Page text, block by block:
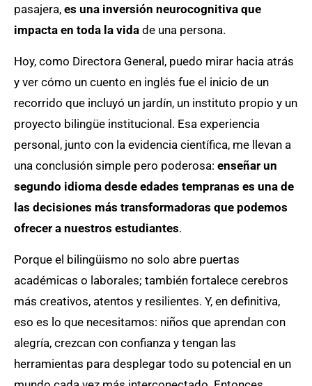
pasajera, es una inversión neurocognitiva que
impacta en toda la vida de una persona.
Hoy, como Directora General, puedo mirar hacia atrás
y ver cómo un cuento en inglés fue el inicio de un
recorrido que incluyó un jardín, un instituto propio y un
proyecto bilingüe institucional. Esa experiencia
personal, junto con la evidencia científica, me llevan a
una conclusión simple pero poderosa: enseñar un
segundo idioma desde edades tempranas es una de
las decisiones más transformadoras que podemos
ofrecer a nuestros estudiantes.
Porque el bilingüismo no solo abre puertas
académicas o laborales; también fortalece cerebros
más creativos, atentos y resilientes. Y, en definitiva,
eso es lo que necesitamos: niños que aprendan con
alegría, crezcan con confianza y tengan las
herramientas para desplegar todo su potencial en un